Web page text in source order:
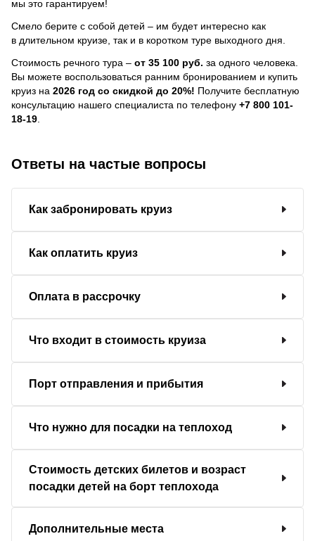
мы это гарантируем!
Смело берите с собой детей – им будет интересно как
в длительном круизе, так и в коротком туре выходного дня.
Стоимость речного тура – от 35 100 руб. за одного человека.
Вы можете воспользоваться ранним бронированием и купить
круиз на 2026 год со скидкой до 20%! Получите бесплатную
консультацию нашего специалиста по телефону +7 800 101-
18-19
Ответы на частые вопросы
Как забронировать круиз
Как оплатить круиз
Оплата в рассрочку
Что входит в стоимость круиза
Порт отправления и прибытия
Что нужно для посадки на теплоход
Стоимость детских билетов и возраст
посадки детей на борт теплохода
Дополнительные места